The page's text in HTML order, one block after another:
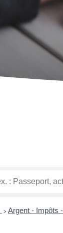
> Argent - Impôts